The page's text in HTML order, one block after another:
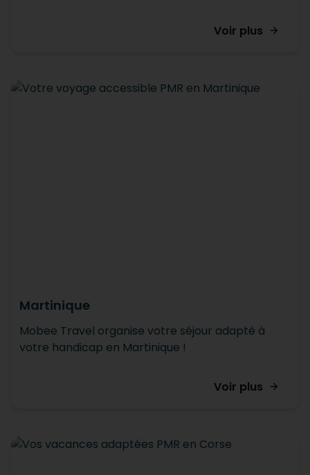
Voir plus
Martinique
Mobee Travel organise votre séjour adapté à
votre handicap en Martinique !
Voir plus